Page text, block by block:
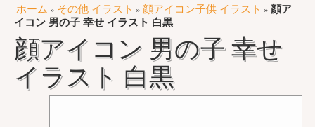
ホーム » その他 イラスト » 顔アイコン子供 イラスト » 顔ア
イコン 男の子 幸せ イラスト 白黒
顔アイコン 男の子 幸せ
イラスト 白黒